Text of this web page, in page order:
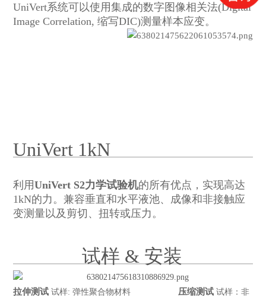
UniVert系统可以使用集成的数字图像相关法(Digital
Image Correlation, 缩写DIC)测量样本应变。
UniVert 1kN
利用UniVert S2力学试验机的所有优点，实现高达
1kN的力。兼容垂直和水平液池、成像和非接触应
变测量以及剪切、扭转或压力。
试样 & 安装
拉伸测试 试样: 弹性聚合物材料 压缩测试 试样：非